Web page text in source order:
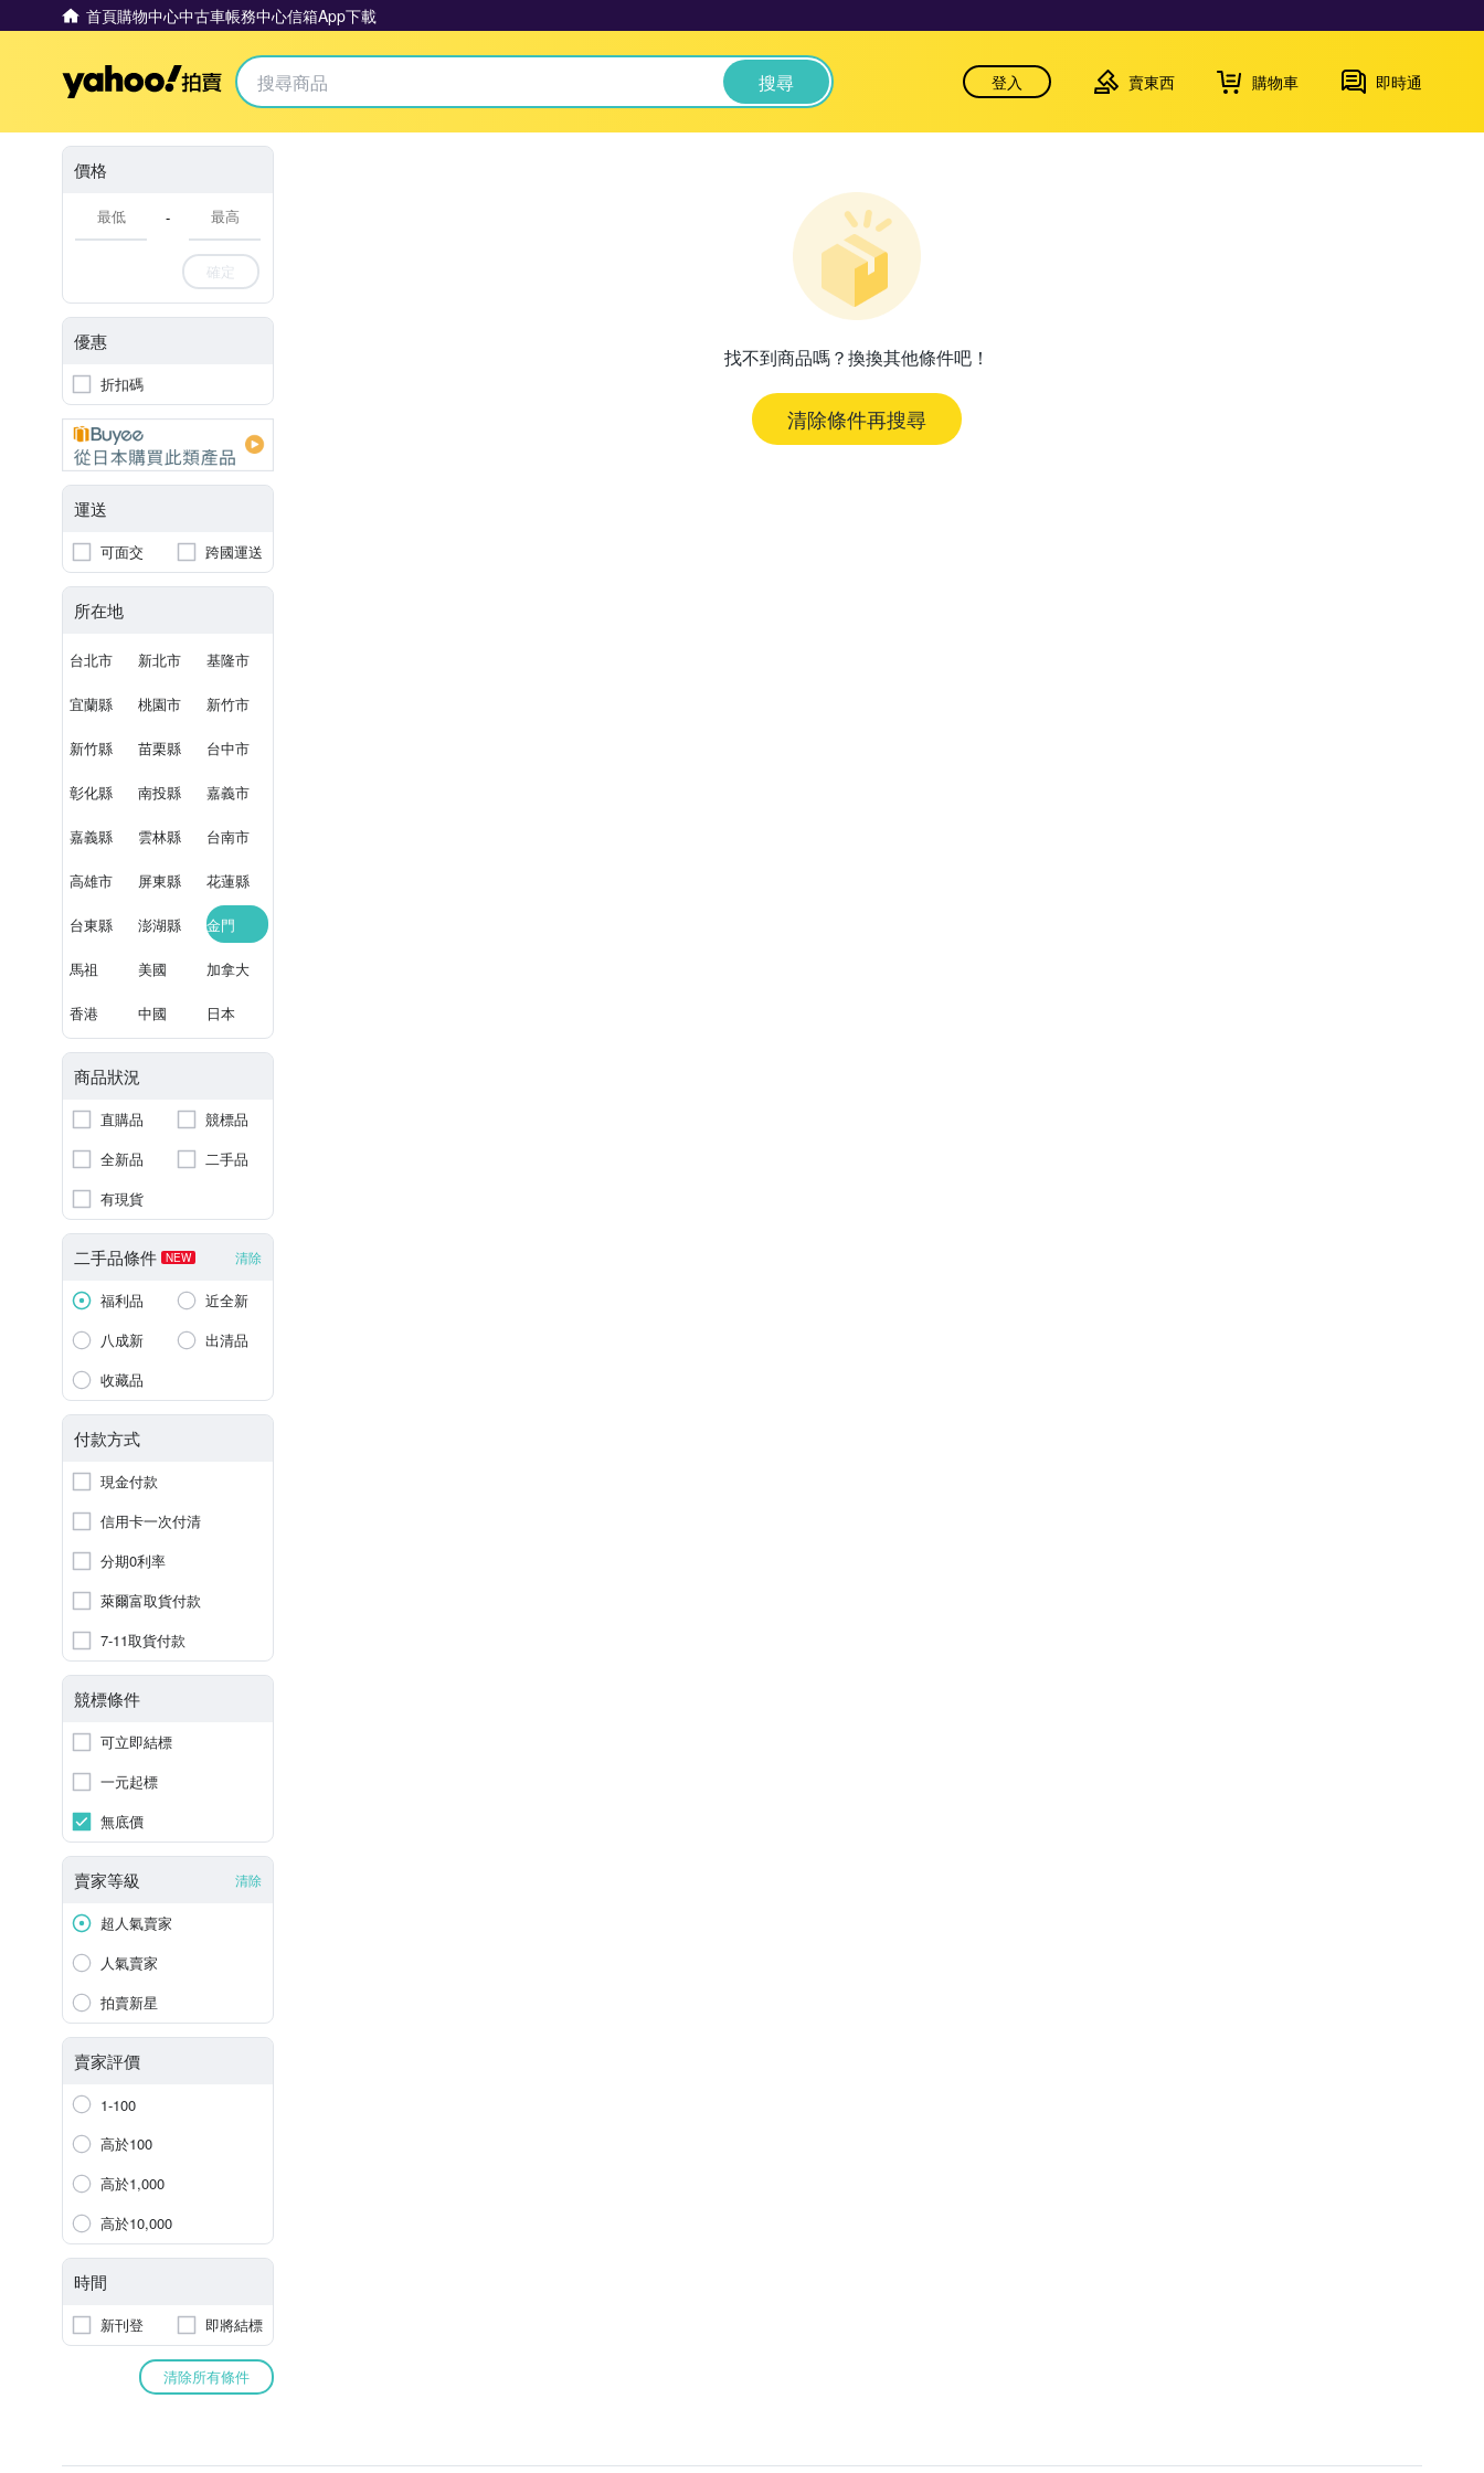
首頁購物中心中古車帳務中心信箱App下載
Yahoo拍賣 搜尋 登入 賣東西 購物車 即時通
價格
-
確定
優惠
折扣碼
運送
可面交 跨國運送
所在地
台北市 新北市 基隆市
宜蘭縣 桃園市 新竹市
新竹縣 苗栗縣 台中市
彰化縣 南投縣 嘉義市
嘉義縣 雲林縣 台南市
高雄市 屏東縣 花蓮縣
台東縣 澎湖縣 金門
馬祖 美國 加拿大
香港 中國 日本
商品狀況
直購品
競標品
全新品
二手品
有現貨
二手品條件 NEW 清除
福利品
近全新
八成新
出清品
收藏品
付款方式
現金付款
信用卡一次付清
分期0利率
萊爾富取貨付款
7-11取貨付款
競標條件
可立即結標
一元起標
無底價
賣家等級 清除
超人氣賣家
人氣賣家
拍賣新星
賣家評價
1-100
高於100
高於1,000
高於10,000
時間
新刊登 即將結標
清除所有條件
找不到商品嗎？換換其他條件吧！
清除條件再搜尋